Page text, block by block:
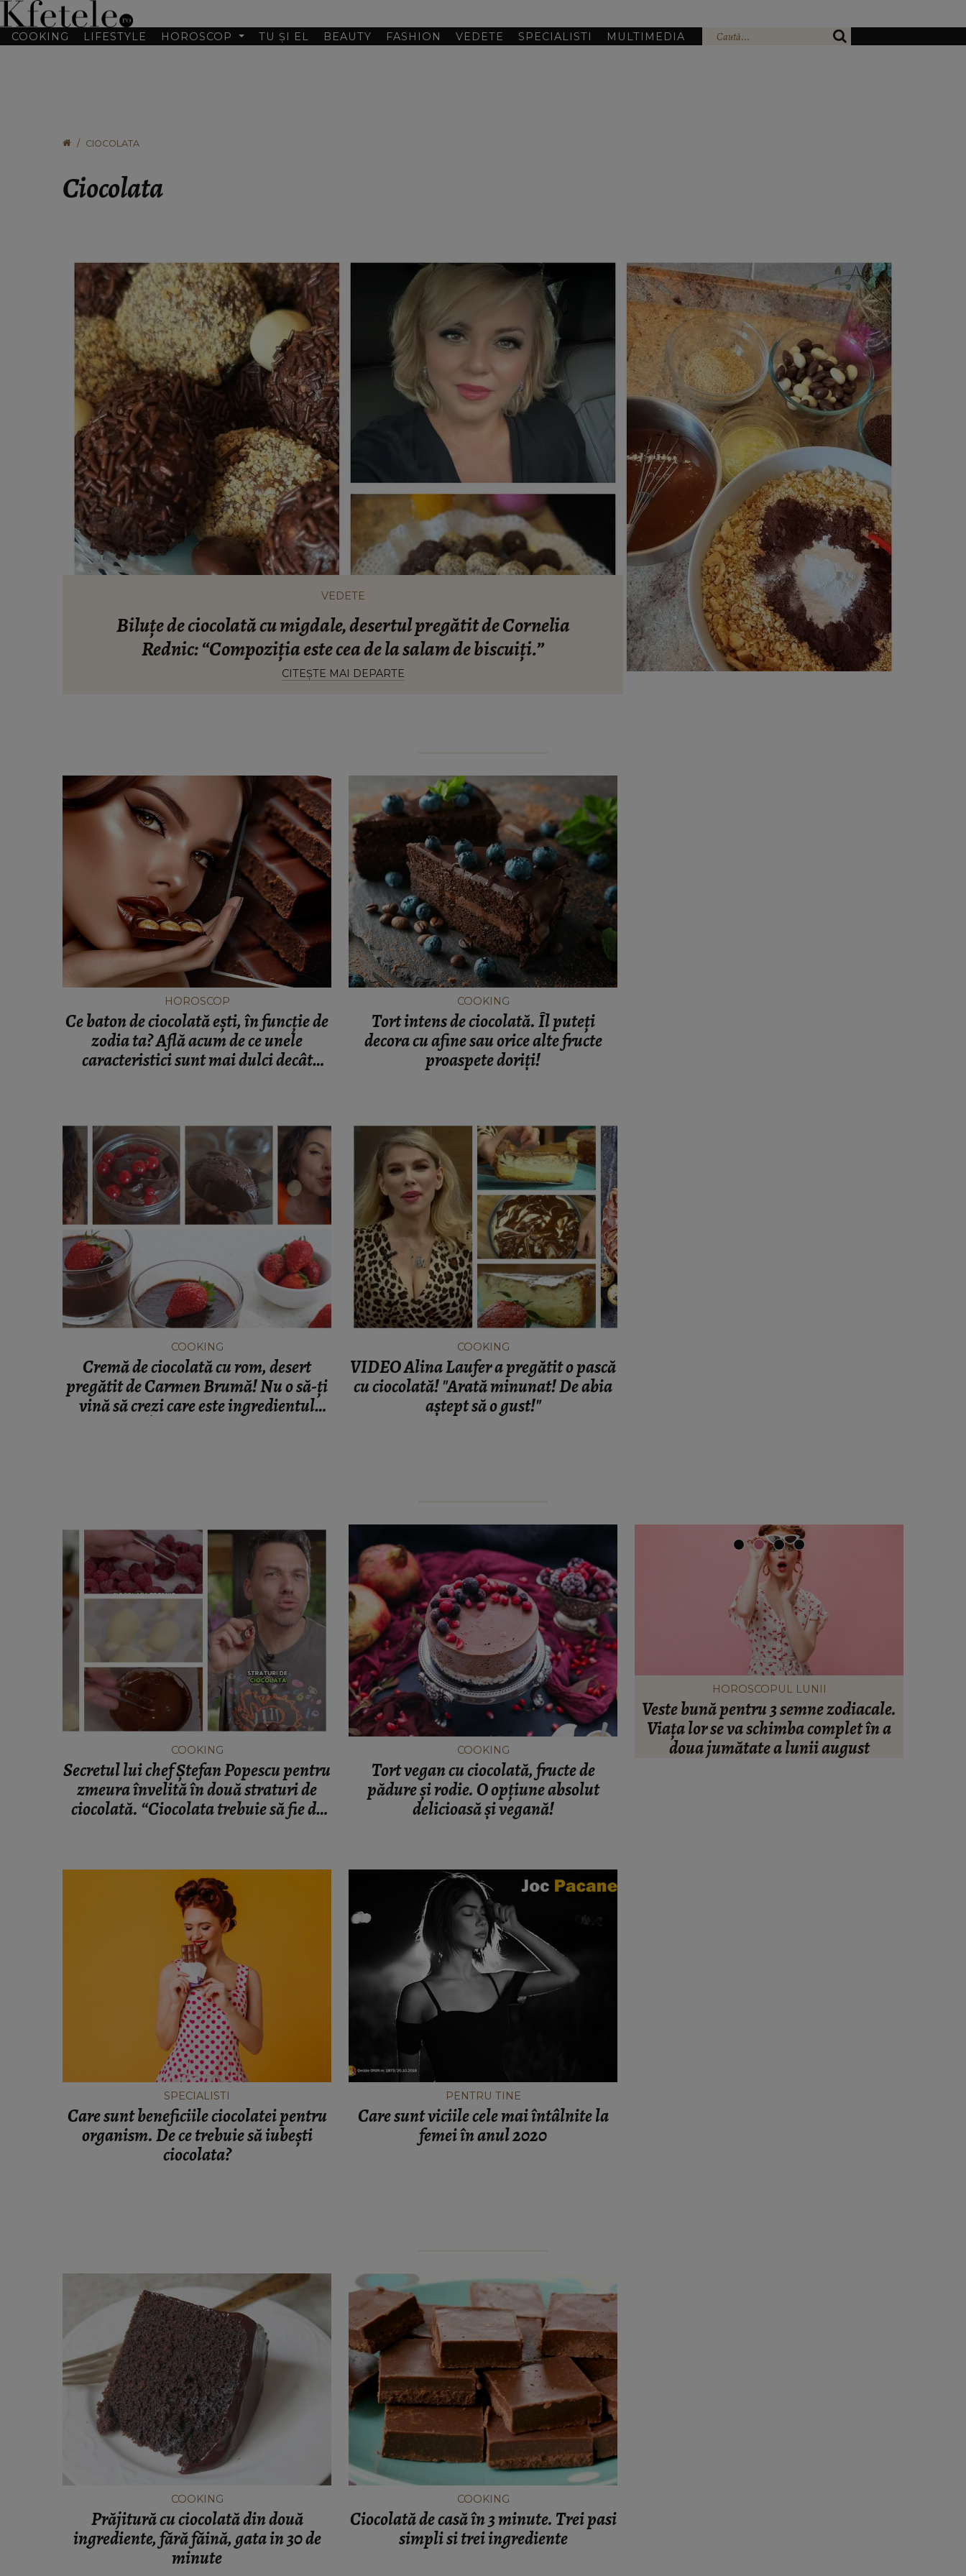
COOKING LIFESTYLE HOROSCOP TU ȘI EL BEAUTY FASHION VEDETE SPECIALISTI MULTIMEDIA
CIOCOLATA
Ciocolata
VEDETE
Biluțe de ciocolată cu migdale, desertul pregătit de Cornelia
Rednic: “Compoziția este cea de la salam de biscuiți.”
CITEȘTE MAI DEPARTE
HOROSCOP
Ce baton de ciocolată ești, în funcție de
zodia ta? Află acum de ce unele
caracteristici sunt mai dulci decât
COOKING
Tort intens de ciocolată. Îl puteți
decora cu afine sau orice alte fructe
proaspete doriți!
COOKING
Cremă de ciocolată cu rom, desert
pregătit de Carmen Brumă! Nu o să-ți
vină să crezi care este ingredientul
COOKING
VIDEO Alina Laufer a pregătit o pască
cu ciocolată! "Arată minunat! De abia
aștept să o gust!"
COOKING
Secretul lui chef Ștefan Popescu pentru
zmeura învelită în două straturi de
ciocolată. “Ciocolata trebuie să fie de
COOKING
Tort vegan cu ciocolată, fructe de
pădure și rodie. O opțiune absolut
delicioasă și vegană!
SPECIALISTI
Care sunt beneficiile ciocolatei pentru
organism. De ce trebuie să iubești
ciocolata?
PENTRU TINE
Care sunt viciile cele mai întâlnite la
femei în anul 2020
COOKING
La ce temperatură se coace blatul de
tort. Secretul pe care trebuie să îl știe
toate gospodinele
VEDETE
Dan Alexa a făcut declarații
răvășitoare despre lupta Alinei Pușcău
cu boala: „Este un moment greu pentru
ea!”
HOROSCOPUL LUNII
Veste bună pentru 3 semne zodiacale.
Viața lor se va schimba complet în a
doua jumătate a lunii august
COOKING
Prăjitură cu ciocolată din două
ingrediente, fără făină, gata in 30 de
minute
COOKING
Ciocolată de casă în 3 minute. Trei pasi
simpli si trei ingrediente